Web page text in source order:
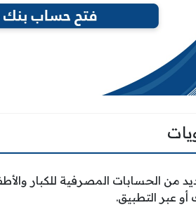
من الحسابات المصرفية للكبار
عبر التطبيق.